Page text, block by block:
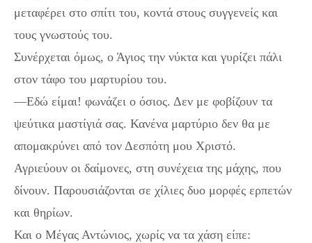
μεταφέρει στο σπίτι του, κοντά στους συγγενείς και
τους γνωστούς του.
Συνέρχεται όμως, ο Άγιος την νύκτα και γυρίζει πάλι
στον τάφο του μαρτυρίου του.
—Εδώ είμαι! φωνάζει ο όσιος. Δεν με φοβίζουν τα
ψεύτικα μαστίγιά σας. Κανένα μαρτύριο δεν θα με
απομακρύνει από τον Δεσπότη μου Χριστό.
Αγριεύουν οι δαίμονες, στη συνέχεια της μάχης, που
δίνουν. Παρουσιάζονται σε χίλιες δυο μορφές ερπετών
και θηρίων.
Και ο Μέγας Αντώνιος, χωρίς να τα χάση είπε: